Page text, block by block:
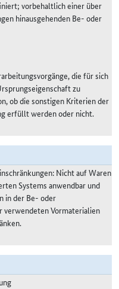
vorbehaltlich einer über
hinausgehenden Be- oder
die für sich
zu
ob die sonstigen Kriterien der
erfüllt werden oder nicht.
Nicht auf Waren
Systems anwendbar und
in der Be- oder
verwendeten Vormaterialien